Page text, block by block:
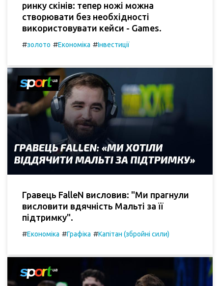
ринку скінів: тепер ножі можна
створювати без необхідності
використовувати кейси - Games.
#золото #Економіка #Інвестиції
Гравець FalleN висловив: "Ми прагнули
висловити вдячність Мальті за її
підтримку".
#Економіка #Графіка #Капітан (збройні сили)